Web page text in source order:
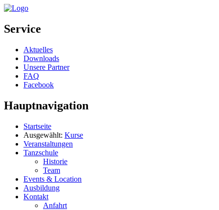
Service
Aktuelles
Downloads
Unsere Partner
FAQ
Facebook
Hauptnavigation
Startseite
Ausgewählt: Kurse
Veranstaltungen
Tanzschule
Historie
Team
Events & Location
Ausbildung
Kontakt
Anfahrt